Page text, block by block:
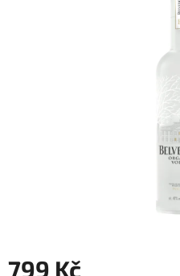
799 Kč